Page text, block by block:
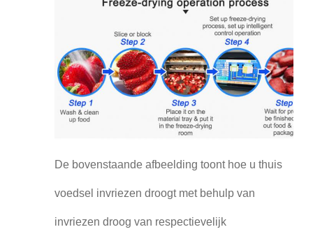
De bovenstaande afbeelding toont hoe u thuis
voedsel invriezen droogt met behulp van
invriezen droog van respectievelijk